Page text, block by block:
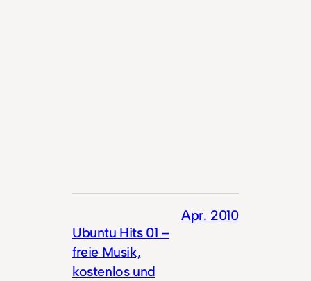
Ubuntu Hits 01 –
freie Musik,
kostenlos und
Apr. 2010